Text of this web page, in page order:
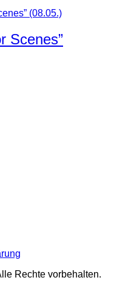
Scenes”
Rechte vorbehalten.